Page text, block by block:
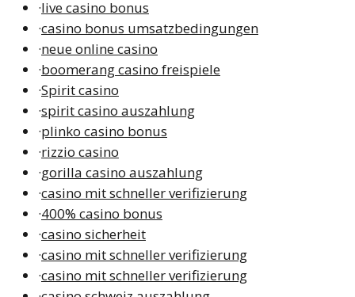
·live casino bonus
·casino bonus umsatzbedingungen
·neue online casino
·boomerang casino freispiele
·Spirit casino
·spirit casino auszahlung
·plinko casino bonus
·rizzio casino
·gorilla casino auszahlung
·casino mit schneller verifizierung
·400% casino bonus
·casino sicherheit
·casino mit schneller verifizierung
·casino mit schneller verifizierung